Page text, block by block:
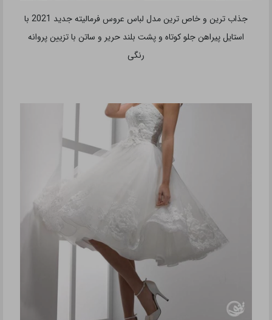
جذاب ترین و خاص ترین مدل لباس عروس فرمالیته جدید 2021 با
استایل پیراهن جلو کوتاه و پشت بلند حریر و ساتن با تزیین پروانه
رنگی